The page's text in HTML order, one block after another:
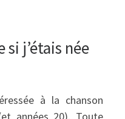
si j’étais née
à la chanson
années 20). Toute